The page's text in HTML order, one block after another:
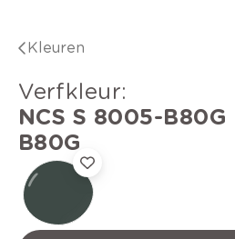
Kleuren
verfkleur:
NCS S 8005-B80G
B80G